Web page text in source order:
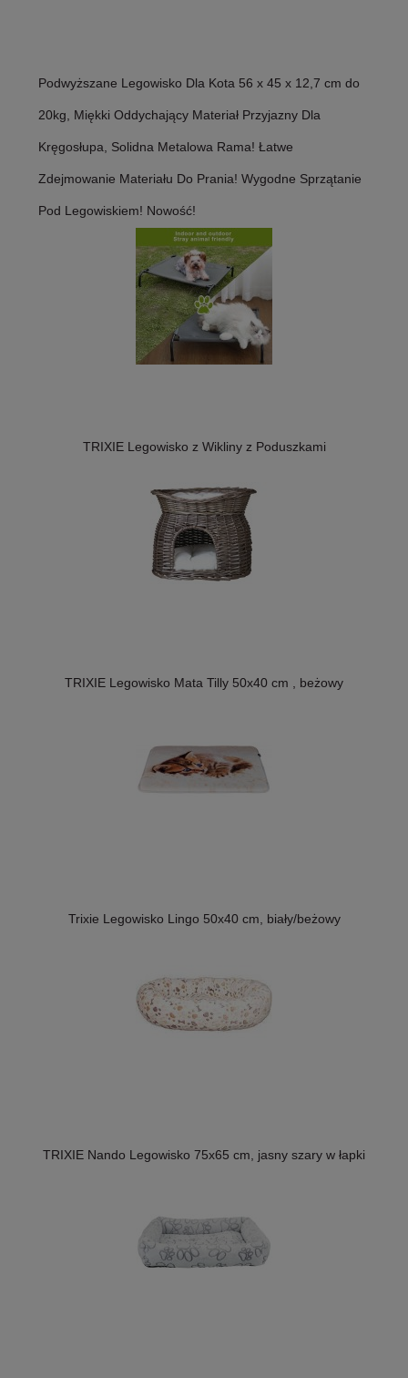
Podwyższane Legowisko Dla Kota 56 x 45 x 12,7 cm do
20kg, Miękki Oddychający Materiał Przyjazny Dla
Kręgosłupa, Solidna Metalowa Rama! Łatwe
Zdejmowanie Materiału Do Prania! Wygodne Sprzątanie
Pod Legowiskiem! Nowość!
TRIXIE Legowisko z Wikliny z Poduszkami
TRIXIE Legowisko Mata Tilly 50x40 cm , beżowy
Trixie Legowisko Lingo 50x40 cm, biały/beżowy
TRIXIE Nando Legowisko 75x65 cm, jasny szary w łapki